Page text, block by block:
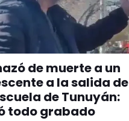
de muerte a un
a la salida de
de Tunuyán:
todo grabado